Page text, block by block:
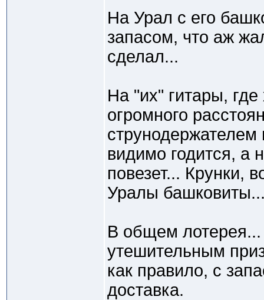
На Урал с его
запасом, что аж
сделал...
На "их" гитары, где
огромного
видимо годится, а
повезет... Крунки,
Уралы
В общем
утешительным
как правило, с
доставка.